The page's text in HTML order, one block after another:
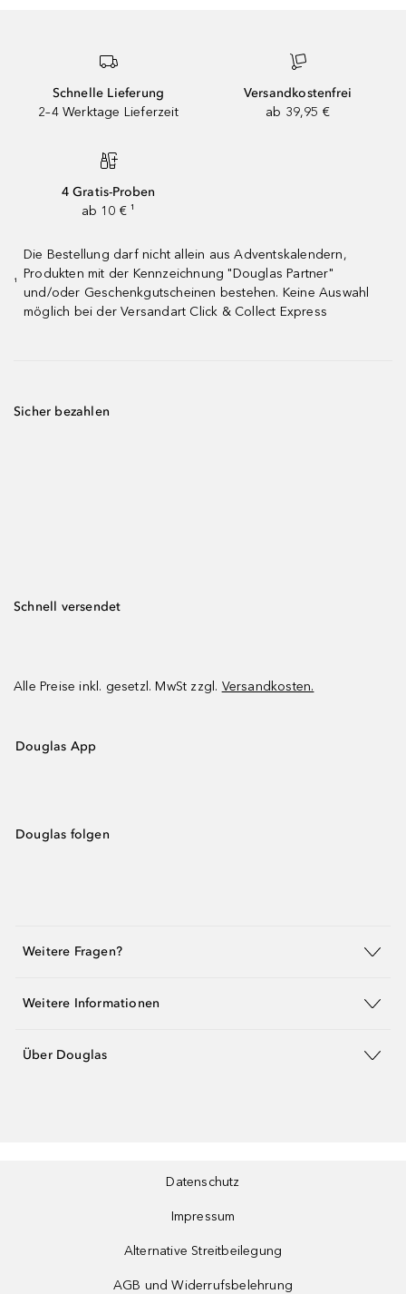
Schnelle Lieferung
2–4 Werktage Lieferzeit
Versandkostenfrei
ab 39,95 €
4 Gratis-Proben
ab 10 € ¹
¹
Die Bestellung darf nicht allein aus Adventskalendern,
Produkten mit der Kennzeichnung "Douglas Partner"
und/oder Geschenkgutscheinen bestehen. Keine Auswahl
möglich bei der Versandart Click & Collect Express
Sicher bezahlen
Schnell versendet
Alle Preise inkl. gesetzl. MwSt zzgl. Versandkosten.
Douglas App
Douglas folgen
Weitere Fragen?
Weitere Informationen
Über Douglas
Datenschutz
Impressum
Alternative Streitbeilegung
AGB und Widerrufsbelehrung